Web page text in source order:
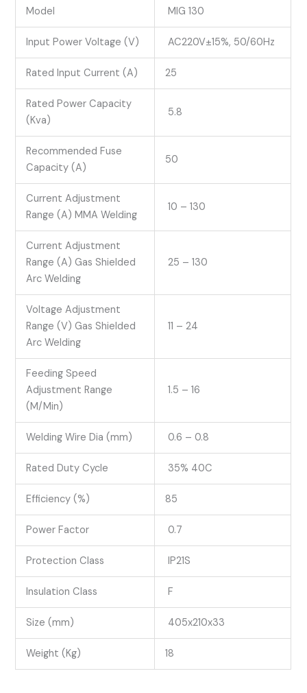
Model MIG 130
Input Power Voltage (V) AC220V±15%, 50/60Hz
Rated Input Current (A) 25
Rated Power Capacity
(Kva)
5.8
Recommended Fuse
Capacity (A)
50
Current Adjustment
Range (A) MMA Welding
10 – 130
Current Adjustment
Range (A) Gas Shielded
Arc Welding
25 – 130
Voltage Adjustment
Range (V) Gas Shielded
Arc Welding
11 – 24
Feeding Speed
Adjustment Range
(M/Min)
1.5 – 16
Welding Wire Dia (mm) 0.6 – 0.8
Rated Duty Cycle 35% 40C
Efficiency (%) 85
Power Factor 0.7
Protection Class IP21S
Insulation Class F
Size (mm) 405x210x33
Weight (Kg) 18